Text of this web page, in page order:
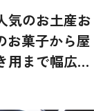
気のお土産お
お菓子から屋
用まで幅広く